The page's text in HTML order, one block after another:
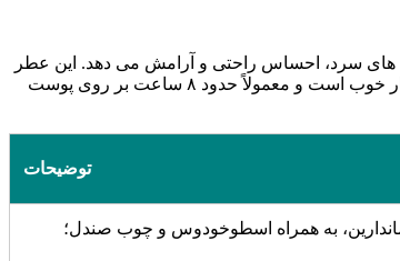
های سرد، احساس راحتی و آرامش می دهد. این عطر
بیشتر برای شب های سرد پاییزی و زمستانی مناسب است و می تواند انتخابی عالی برای مهمانی های شبانه و موقعیت های خاص باشد. ماندگاری آن بسیار خوب است و معمولاً حدود ۸ ساعت بر روی پوست
توضیحات
به همراه اسطوخودوس و چوب صندل؛